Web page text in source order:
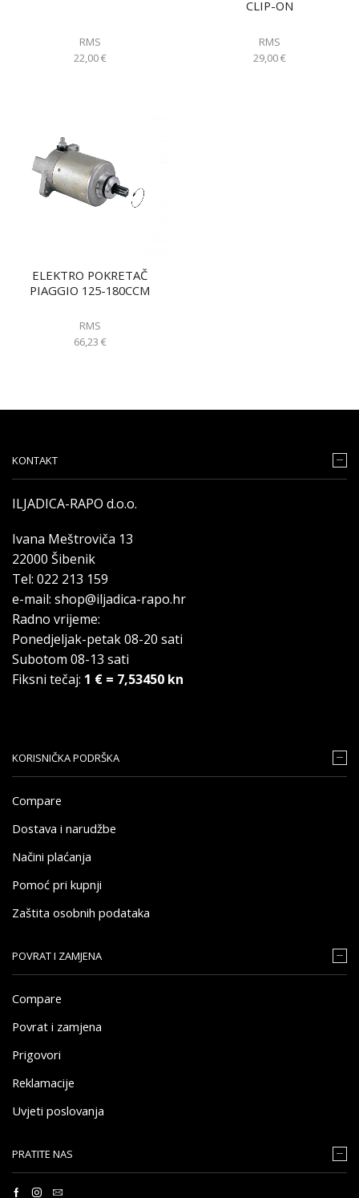
RMS
22,00€
CLIP-ON
RMS
29,00€
ELEKTRO POKRETAČ
PIAGGIO 125-180CCM
RMS
66,23 €
KONTAKT
ILJADICA-RAPO d.o.o.
Ivana Meštroviča 13
22000 Šibenik
Tel: 022 213 159
e-mail: shop@iljadica-rapo.hr
Radno vrijeme:
Ponedjeljak-petak 08-20 sati
Subotom 08-13 sati
Fiksni tečaj: 1 € = 7,53450 kn
KORISNIČKA PODRŠKA
Compare
Dostava i narudžbe
Načini plaćanja
Pomoć pri kupnji
Zaštita osobnih podataka
POVRAT I ZAMJENA
Compare
Povrat i zamjena
Prigovori
Reklamacije
Uvjeti poslovanja
PRATITE NAS